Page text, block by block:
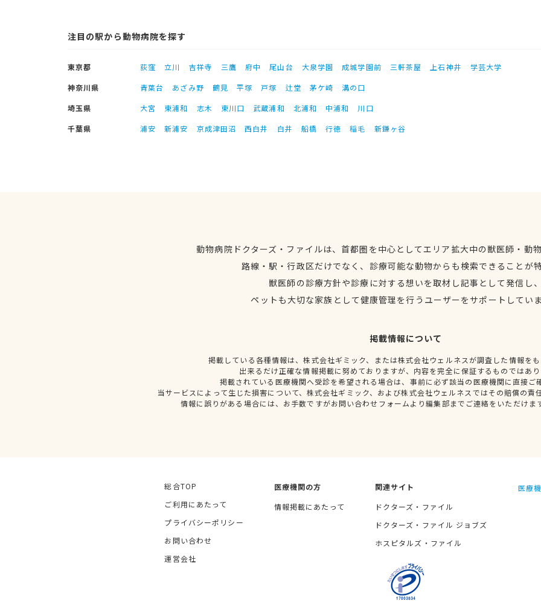
注目の駅から動物病院を探す
東京都 荻窪 立川 吉祥寺 三鷹 府中 尾山台 大泉学園 成城学園前 三軒茶屋 上石神井
学芸大学
神奈川県
青葉台 あざみ野 鶴見 平塚 戸塚 辻堂 茅ケ崎
溝の口
埼玉県
大宮 東浦和 志木 東川口 武蔵浦和 北浦和 中浦和
川口
千葉県
浦安 新浦安 京成津田沼 西白井 白井 船橋 行徳 稲毛 新鎌ヶ谷
動物病院ドクターズ・ファイルは、首都圏を中心としてエリア拡大中の獣医師・動
路線・駅・行政区だけでなく、診療可能な動物からも検索できることが
獣医師の診療方針や診療に対する想いを取材し記事として発信し
ペットも大切な家族として健康管理を行うユーザーをサポートしてい
掲載情報について
掲載している各種情報は、株式会社ギミック、または株式会社ウェルネスが調査した情報を
出来るだけ正確な情報掲載に努めておりますが、内容を完全に保証するものではあ
掲載されている医療機関へ受診を希望される場合は、事前に必ず該当の医療機関に直接ご
当サービスによって生じた損害について、株式会社ギミック、および株式会社ウェルネスではその賠償の責
情報に誤りがある場合には、お手数ですがお問い合わせフォームより編集部までご連絡をいただけま
総合TOP
ご利用にあたって
プライバシーポリシー
お問い合わせ
運営会社
医療機関の方
情報掲載にあたって
関連サイト
ドクターズ・ファイル
ドクターズ・ファイル ジョブズ
ホスピタルズ・ファイル
医療